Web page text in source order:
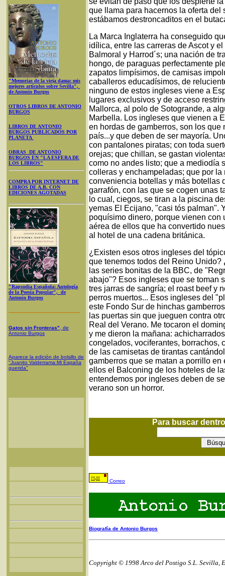
"Memorias de la vieja dama: mis
mejores artículos sobre Sevilla",
de Antonio Burgos
OTROS LIBROS DE ANTONIO
BURGOS
LIBROS DE ANTONIO
BURGOS PUBLICADOS POR
PLANETA
OBRAS DE ANTONIO
BURGOS EN "LA ESFERA DE
LOS LIBROS"
COMPRA POR INTERNET DE
LIBROS DE A.B. CON
EDICIONES AGOTADAS
"Rapsodia Española: Antología
de la Poesía Popular", de
Antonio Burgos
Gatos sin Fronteras" , de
Antonio Burgos
Aparece la edición de bolsillo de
"Juanito Valderrama:Mi España
querida"
que llama para hacernos la oferta del
estábamos destroncaditos en el
La Marca Inglaterra ha conseguido
idílica, entre las carreras de Ascot y
Balmoral y Harrod´s; una nación de
hongo, de paraguas perfectamente
zapatos limpísimos, de camisas
caballeros educadísimos, de
ninguno de estos ingleses viene a
lugares exclusivos y de acceso
Mallorca, al polo de Sotogrande, a
Marbella. Los ingleses que vienen a
en hordas de gamberros, son los
país...y que deben de ser mayoría.
con pantalones piratas; con toda
orejas; que chillan, se gastan
como no andes listo; que a mediodía
colleras y enchampeladas; que por
conveniencia botellas y más botellas
garrafón, con las que se cogen unas
lo cual, ciegos, se tiran a la piscina
yemas El Ecijano, "casi tós palman".
poquísimo dinero, porque vienen
aérea de ellos que ha convertido
al hotel de una cadena británica.
¿Existen esos otros ingleses del
que tenemos todos del Reino
las series bonitas de la BBC, de
abajo"? Esos ingleses que se toman
tres jarras de sangría; el roast beef y
perros muertos... Esos ingleses del
este Fondo Sur de hinchas
las puertas sin que jueguen contra
Real del Verano. Me tocaron el
y me dieron la mañana:
congelados, vociferantes, borrachos,
de las camisetas de tirantas
gamberros que se matan a porrillo
ellos el Balconing de los hoteles de
entendemos por ingleses deben de
verano son un horror.
Para buscar
Correo
Biografía de Antonio Burgos
Copyright © 1998 Arco del Postigo S.L. Sevilla,